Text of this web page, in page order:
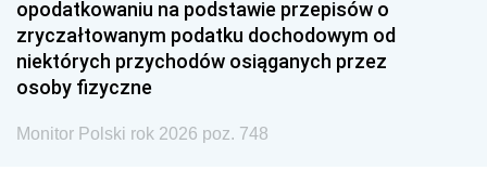
opodatkowaniu na podstawie przepisów o
zryczałtowanym podatku dochodowym od
niektórych przychodów osiąganych przez
osoby fizyczne
Monitor Polski rok 2026 poz. 748